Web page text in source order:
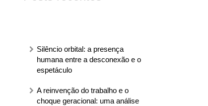
Silêncio orbital: a presença
humana entre a desconexão e o
espetáculo
A reinvenção do trabalho e o
choque geracional: uma análise